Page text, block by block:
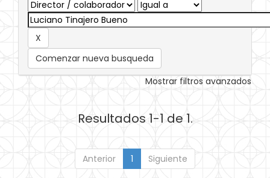
Comenzar nueva busqueda
Mostrar filtros avanzados
Resultados 1-1 de 1.
Anterior 1 Siguiente